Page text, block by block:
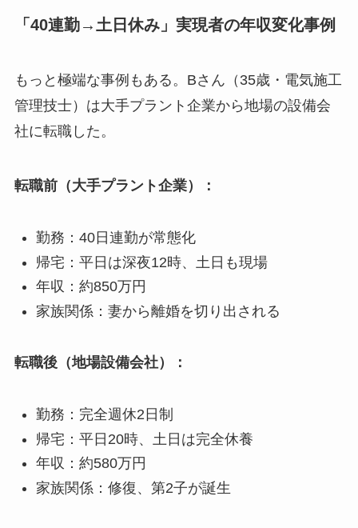
「40連勤→土日休み」実現者の年収変化事例
もっと極端な事例もある。Bさん（35歳・電気施工
管理技士）は大手プラント企業から地場の設備会
社に転職した。
転職前（大手プラント企業）：
勤務：40日連勤が常態化
帰宅：平日は深夜12時、土日も現場
年収：約850万円
家族関係：妻から離婚を切り出される
転職後（地場設備会社）：
勤務：完全週休2日制
帰宅：平日20時、土日は完全休養
年収：約580万円
家族関係：修復、第2子が誕生